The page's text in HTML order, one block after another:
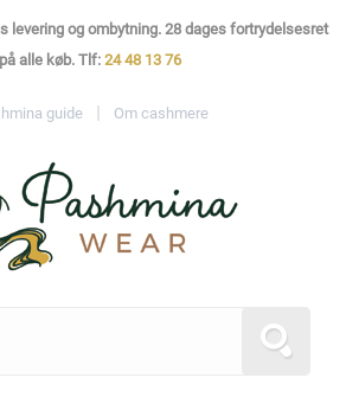
levering og ombytning. 28 dages fortrydelsesret
på alle køb. Tlf: 24 48 13 76
guide Om cashmere